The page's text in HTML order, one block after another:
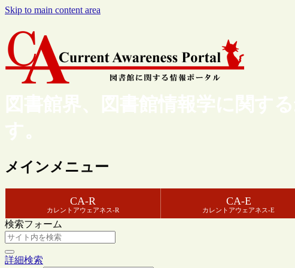
Skip to main content area
図書館界、図書館情報学に関す
す。
メインメニュー
CA-R
カレントアウェアネス-R
CA-E
カレントアウェアネス-E
検索フォーム
詳細検索